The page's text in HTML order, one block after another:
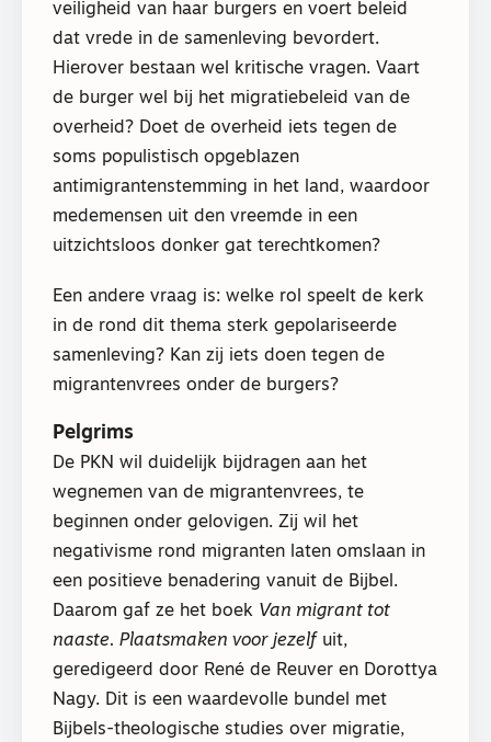
veiligheid van haar burgers en voert beleid
dat vrede in de samenleving bevordert.
Hierover bestaan wel kritische vragen. Vaart
de burger wel bij het migratiebeleid van de
overheid? Doet de overheid iets tegen de
soms populistisch opgeblazen
antimigrantenstemming in het land, waardoor
medemensen uit den vreemde in een
uitzichtsloos donker gat terechtkomen?
Een andere vraag is: welke rol speelt de kerk
in de rond dit thema sterk gepolariseerde
samenleving? Kan zij iets doen tegen de
migrantenvrees onder de burgers?
Pelgrims
De PKN wil duidelijk bijdragen aan het
wegnemen van de migrantenvrees, te
beginnen onder gelovigen. Zij wil het
negativisme rond migranten laten omslaan in
een positieve benadering vanuit de Bijbel.
Daarom gaf ze het boek Van migrant tot
naaste. Plaatsmaken voor jezelf uit,
geredigeerd door René de Reuver en Dorottya
Nagy. Dit is een waardevolle bundel met
Bijbels-theologische studies over migratie,